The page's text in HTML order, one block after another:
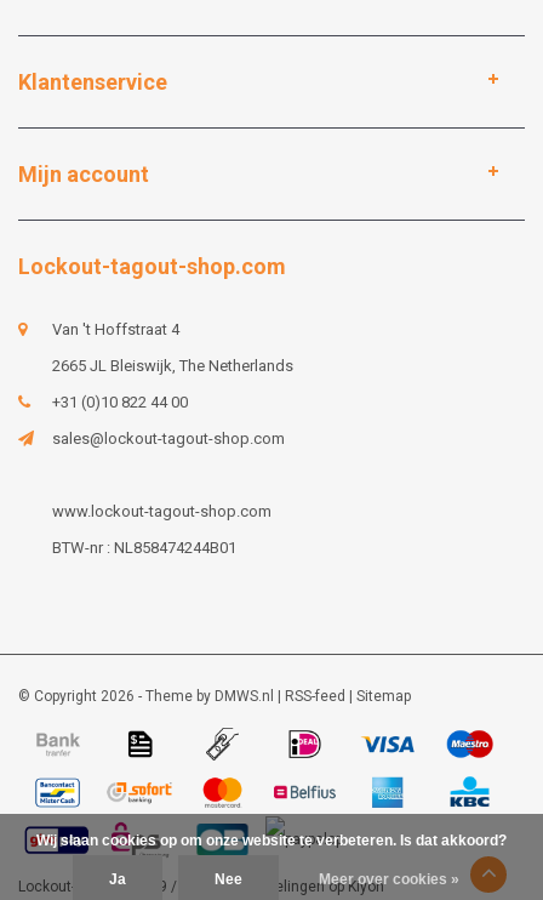
Klantenservice
Mijn account
Lockout-tagout-shop.com
Van 't Hoffstraat 4
2665 JL Bleiswijk, The Netherlands
+31 (0)10 822 44 00
sales@lockout-tagout-shop.com
www.lockout-tagout-shop.com
BTW-nr : NL858474244B01
© Copyright 2026 - Theme by DMWS.nl RSS-feed Sitemap
Lockout-tagout-shop 9 / 48beoordelingen opKiyoh
Wij slaan cookies op om onze website te verbeteren. Is dat akkoord?
Ja Nee Meer over cookies »